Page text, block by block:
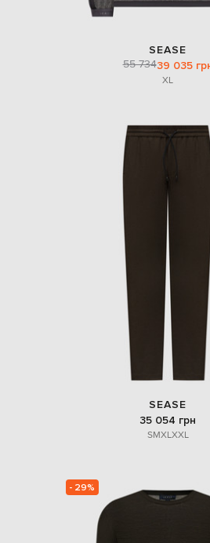
SEASE
55 73439 035
XL
SEASE
35 054 грн
SMXLXXL
- 29%